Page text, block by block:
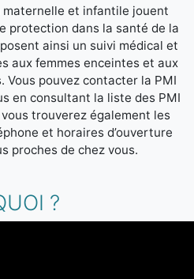
et infantile jouent
protection dans la santé de la
ainsi un suivi médical et
aux femmes enceintes et aux
Vous pouvez contacter la PMI
en consultant la liste des PMI
trouverez également les
et horaires d’ouverture
proches de chez vous.
?